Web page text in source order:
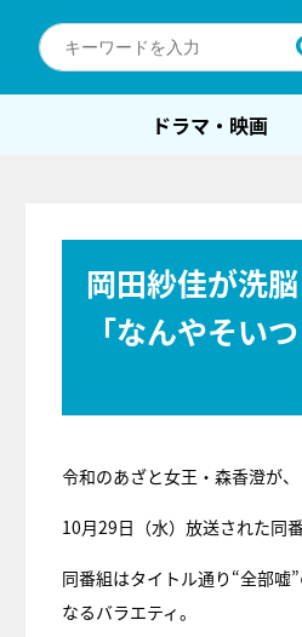
ドラマ・映画
岡田紗佳が洗
「なんやそいつ
令和のあざと女王・森香澄が
10月29日（水）放送された同
同番組はタイトル通り“全部
なるバラエティ。